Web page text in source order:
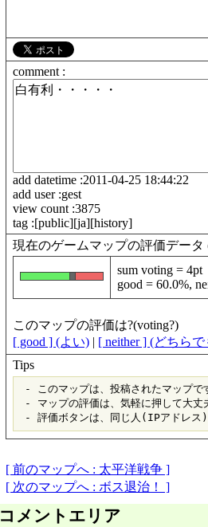
comment :
add datetime :2011-04-25 18:44:22
add user :gest
view count :3875
tag :[public][ja][history]
現在のゲームマップの評価データ
sum voting = 4pt
good = 60.0%,
このマップの評価は?(voting?)
[ good ] (よい)| [ neither ] (どちら
Tips
- このマップは、投稿されたマップで
- マップの評価は、気軽に押して大丈
[ 前のマップへ : 太平洋戦争 ]
[ 次のマップへ : ボス退治！ ]
コメントエリア